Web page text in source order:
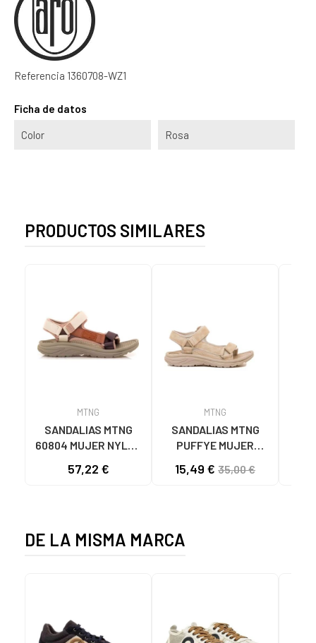
Referencia 1360708-WZ1
Ficha de datos
Color Rosa
PRODUCTOS SIMILARES
MTNG
SANDALIAS MTNG
60804 MUJER NYLON
TAUPE C59615 - -
57,22 €
MTNG
SANDALIAS MTNG
PUFFYE MUJER
C60056 C60056 -
15,49 € 35,00 €
DE LA MISMA MARCA